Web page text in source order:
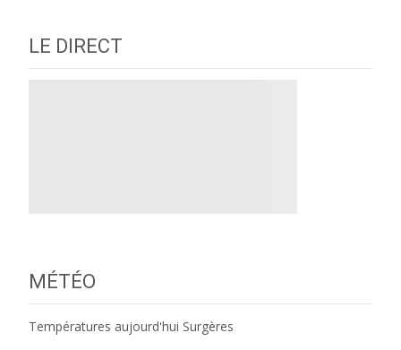
LE DIRECT
MÉTÉO
Températures aujourd'hui Surgères